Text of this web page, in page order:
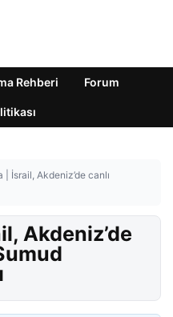
Rehberi Forum
| İsrail, Akdeniz’de canlı
Akdeniz’de